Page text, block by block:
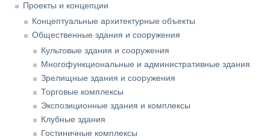
Проекты и концепции
Концептуальные архитектурные объекты
Общественные здания и сооружения
Культовые здания и сооружения
Многофункциональные и административные здания
Зрелищные здания и сооружения
Торговые комплексы
Экспозиционные здания и комплексы
Клубные здания
Гостиничные комплексы